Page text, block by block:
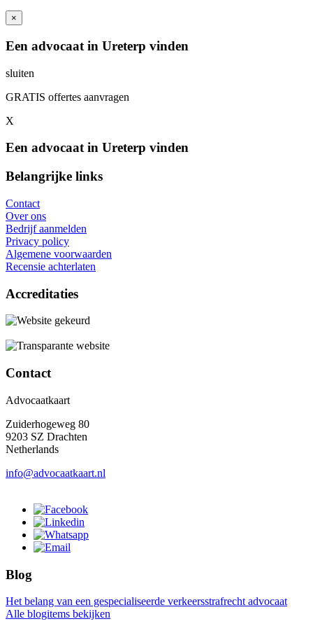
×
Een advocaat in Ureterp vinden
sluiten
GRATIS offertes aanvragen
X
Een advocaat in Ureterp vinden
Belangrijke links
Contact
Over ons
Bedrijf aanmelden
Privacy policy
Algemene voorwaarden
Recensie achterlaten
Accreditaties
Contact
Advocaatkaart
Zuiderhogeweg 80
9203 SZ Drachten
Netherlands
info@advocaatkaart.nl
Blog
Het belang van een gespecialiseerde verkeersstrafrecht advocaat
Alle blogitems bekijken